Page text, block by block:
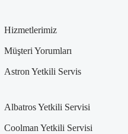
Hizmetlerimiz
Müşteri Yorumları
Astron Yetkili Servis
Albatros Yetkili Servisi
Coolman Yetkili Servisi